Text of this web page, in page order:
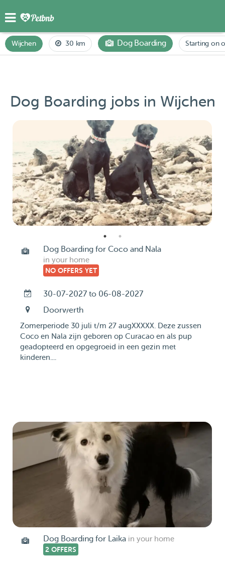
Wijchen 30 km Dog Boarding Starting on
Dog Boarding jobs in Wijchen
Dog Boarding for Coco and Nala
in your home
NO OFFERS YET
30-07-2027 to 06-08-2027
Doorwerth
Zomerperiode 30 juli t/m 27 augXXXXX. Deze zussen
Coco en Nala zijn geboren op Curacao en als pup
geadopteerd en opgegroeid in een gezin met
kinderen....
Dog Boarding for Laika in your home
2 OFFERS